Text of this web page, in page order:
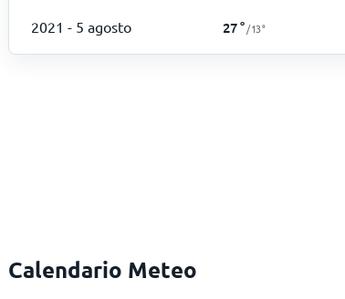
2021 - 5 agosto 27° /13°
Calendario Meteo